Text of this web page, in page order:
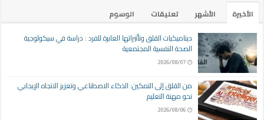
الأخيرة الأشهر تعليقات
الوسوم
ديناميكيات القلق وتأثيراتها العابرة للفرد : دراسة في سيكولوجية
الصحة النفسية المجتمعية
2026/08/07
من القلق إلى التمكين: الذكاء الاصطناعي وتعزيز الاتجاه الإيجابي
نحو مهنة التعليم
2026/08/06